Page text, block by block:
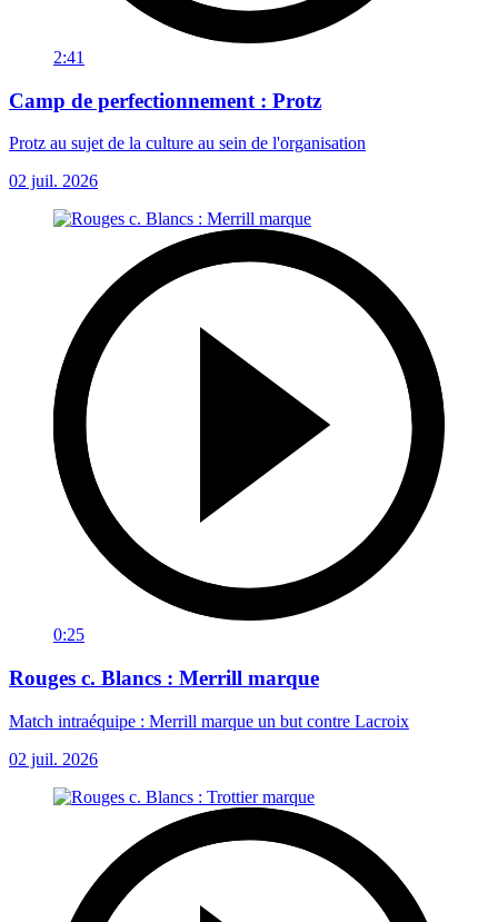
2:41
Camp de perfectionnement : Protz
Protz au sujet de la culture au sein de l'organisation
02 juil. 2026
0:25
Rouges c. Blancs : Merrill marque
Match intraéquipe : Merrill marque un but contre Lacroix
02 juil. 2026